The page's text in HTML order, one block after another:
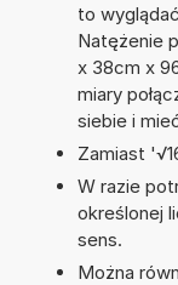
to
Natężenie
x 38cm x
miary
siebie i
Zamiast
W razie
określonej
sens.
Można